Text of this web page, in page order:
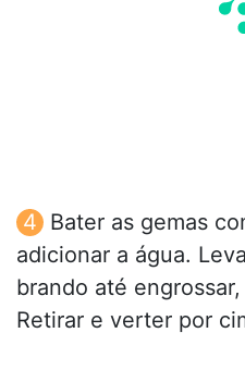
Bater as gemas
adicionar a água.
brando até
Retirar e verter por